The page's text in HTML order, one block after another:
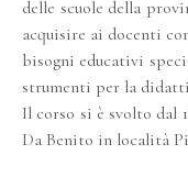
delle scuole della
acquisire ai docenti
bisogni educativi
strumenti per la
Il corso si è svolto dal
Da Benito in località